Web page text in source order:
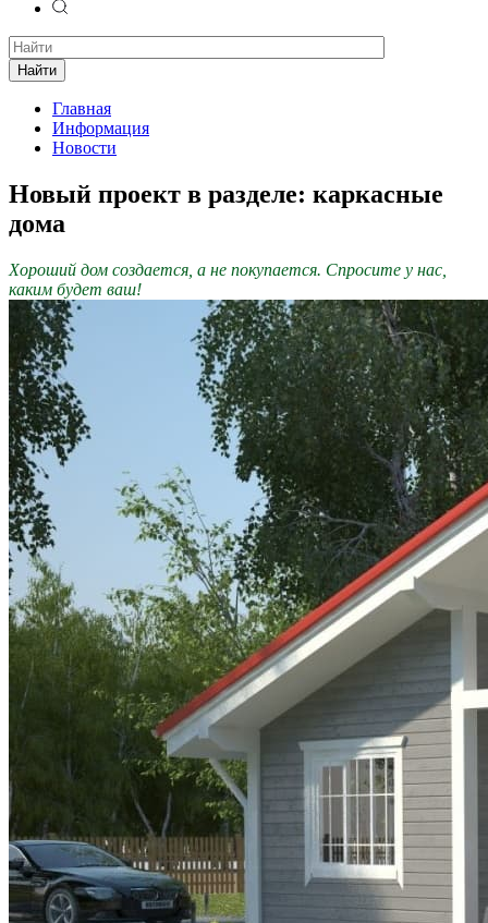
Найти
Главная
Информация
Новости
Новый проект в разделе: каркасные
дома
Хороший дом создается, а не покупается. Спросите у нас,
каким будет ваш!